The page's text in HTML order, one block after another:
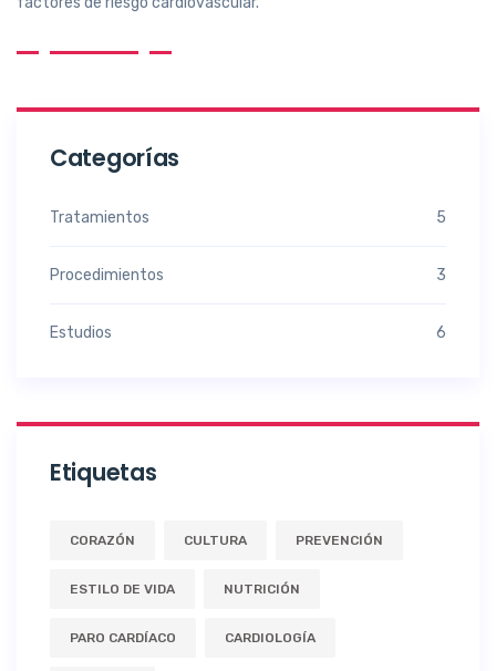
Categorías
Tratamientos 5
Procedimientos 3
Estudios 6
Etiquetas
CORAZÓN CULTURA PREVENCIÓN
ESTILO DE VIDA NUTRICIÓN
PARO CARDÍACO CARDIOLOGÍA